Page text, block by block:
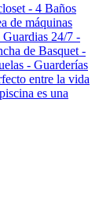
- 4 Baños
de máquinas
24/7 -
de Basquet -
- Guarderías
entre la vida
es una